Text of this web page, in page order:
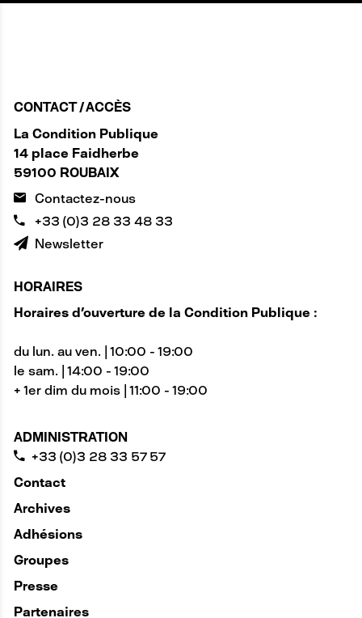
CONTACT / ACCÈS
La Condition Publique
14 place Faidherbe
59100 ROUBAIX
Contactez-nous
+33 (0)3 28 33 48 33
Newsletter
HORAIRES
Horaires d'ouverture de la Condition Publique :
du lun. au ven. | 10:00 - 19:00
le sam. | 14:00 - 19:00
+ 1er dim du mois | 11:00 - 19:00
ADMINISTRATION
+33 (0)3 28 33 57 57
Contact
Archives
Adhésions
Groupes
Presse
Partenaires